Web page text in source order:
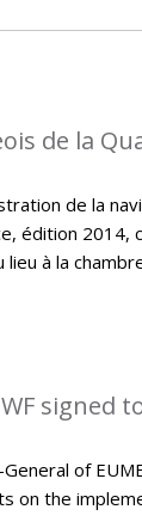
de la
de la
édition
à la
signed
of
on the